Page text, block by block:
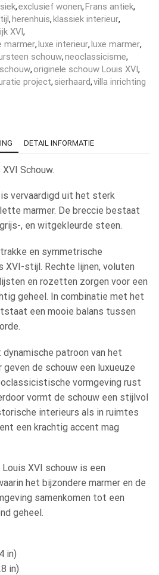
,exclusief wonen,Frans antiek,
,herenhuis,klassiek interieur,
XVI,
marmer,luxe interieur,luxe marmer,
schouw,neoclassicisme,
, originele schouw Louis XVI,
project, sierhaard,villa inrichting
DETAIL INFORMATIE
Schouw.
vervaardigd uit het sterk
marmer. De breccie bestaat
, en witgekleurde steen.
en symmetrische
XVI-stijl. Rechte lijnen, voluten
en rozetten zorgen voor een
geheel. In combinatie met het
een mooie balans tussen
patroon van het
de schouw een luxueuze
vormgeving rust
vormt de schouw een stijlvol
interieurs als in ruimtes
een krachtig accent mag
XVI schouw is een
het bijzondere marmer en de
samenkomen tot een
geheel.
in)
in)